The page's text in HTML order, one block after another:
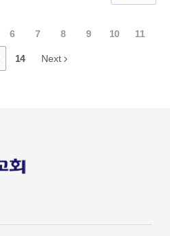
6 7 8 9 10 11
14 Next